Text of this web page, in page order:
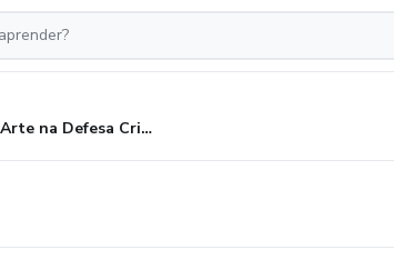
A Arte na Defesa Criminal